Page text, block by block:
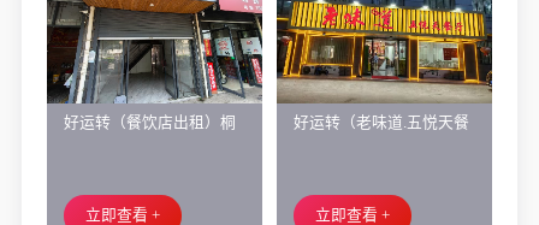
好运转（餐饮店出租）桐
面旺铺出租
立即查看 +
好运转（老味道.五悦天餐
让、主要房租低
立即查看 +